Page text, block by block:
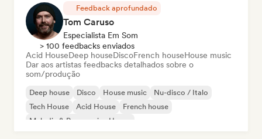
Feedback aprofundado
Tom Caruso
Especialista Em Som
> 100 feedbacks enviados
Acid HouseDeep houseDiscoFrench houseHouse music
Dar aos artistas feedbacks detalhados sobre o
som/produção
Deep house Disco House music
Nu-disco / Italo
Tech House
Acid House
French house
Melodic & Progressive House